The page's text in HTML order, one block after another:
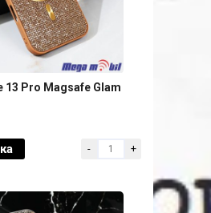
Pro Magsafe Glam
13 Pro Magsafe Glam
- +